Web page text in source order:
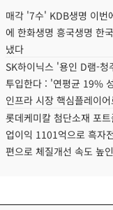
매각 '7수' KDB생명 이번
에 한화생명 흥국생명 한
냈다
SK하이닉스 '용인 D램-
투입한다 : '연평균 19%
인프라 시장 핵심플레이어
롯데케미칼 첨단소재 포
업이익 1101억으로 흑자
편으로 체질개선 속도 높